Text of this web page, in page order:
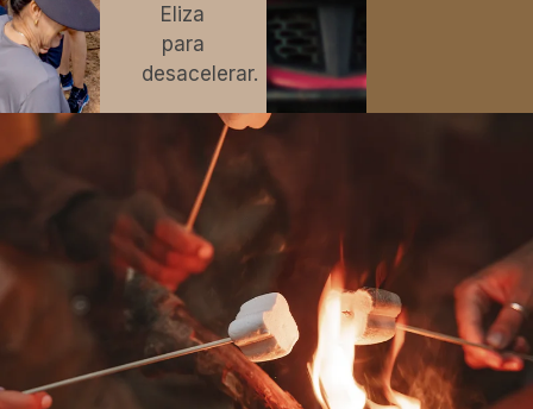
Eliza
para
desacelerar.